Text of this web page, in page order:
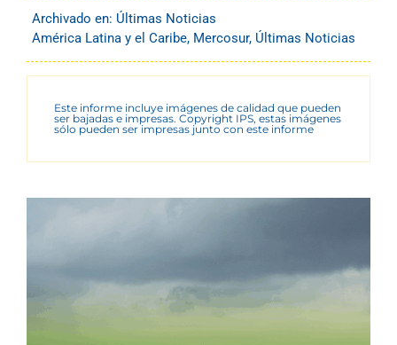
Archivado en: Últimas Noticias
América Latina y el Caribe, Mercosur, Últimas Noticias
Este informe incluye imágenes de calidad que pueden
ser bajadas e impresas. Copyright IPS, estas imágenes
sólo pueden ser impresas junto con este informe